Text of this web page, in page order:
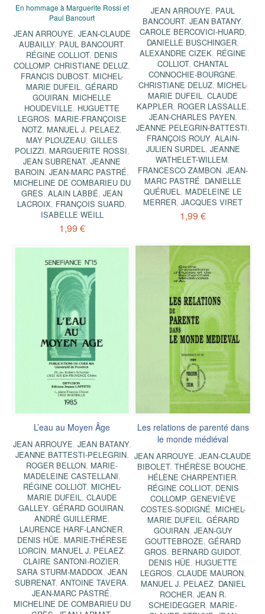
En hommage à Marguerite Rossi et
Paul Bancourt
JEAN ARROUYE, JEAN-CLAUDE
AUBAILLY, PAUL BANCOURT,
RÉGINE COLLIOT, DENIS
COLLOMP,CHRISTIANE DELUZ,
FRANCIS DUBOST, MICHEL-
MARIE DUFEIL,GÉRARD
GOUIRAN, MICHELLE
HOUDEVILLE, HUGUETTE
LEGROS, MARIE-FRANÇOISE
NOTZ, MANUEL J. PELAEZ,
MAY PLOUZEAU,GILLES
POLIZZI, MARGUERITE ROSSI,
JEAN SUBRENAT,JEANNE
ΒAROIN,JEAN-MARC PASTRÉ,
MICHELINE DE COMBARIEU DU
GRÈS,ALAIN LABBÉ,JEAN
LACROIX, FRANÇOIS SUARD,
ISABELLE WEILL
1,99 €
JEAN ARROUYE, PAUL
BANCOURT,JEAN BATANY,
CAROLE BERCOVICI-HUARD,
DANIELLE BUSCHINGER,
ALEXANDRE CIZEK, RÉGINE
COLLIOT,CHANTAL
CONNOCHIE-BOURGNE,
CHRISTIANE DELUZ, MICHEL-
MARIE DUFEIL,CLAUDE
KAPPLER, ROGER LASSALLE,
JEAN-CHARLES PAYEN,
JEANNE PELEGRIN-BATTESTI,
FRANÇOIS ROUY, ALAIN-
JULIEN SURDEL, JEANNE
WATHELET-WILLEM,
FRANCESCO ZAMBON,JEAN-
MARC PASTRÉ, DANIELLE
QUÉRUEL, MADELEINE LE
MERRER,JACQUES VIRET
1,99 €
L’eau au Moyen Âge
JEAN ARROUYE, JEAN BATANY,
JEANNE BATTESTI-PELEGRIN,
ROGER BELLON, MARIE-
MADELEINE CASTELLANI,
RÉGINE COLLIOT, MICHEL-
MARIE DUFEIL, CLAUDE
GALLEY,GÉRARD GOUIRAN,
ANDRÉ GUILLERME,
LAURENCE HARF-LANCNER,
DENIS HÜE, MARIE-THÉRÈSE
LORCIN, MANUEL J. PELAEZ,
CLAIRE SANTONI-ROZIER,
SARA STURM-MADDOX,JEAN
SUBRENAT,ANTOINE TAVERA,
JEAN-MARC PASTRÉ,
MICHELINE DE COMBARIEU DU
Les relations de parenté dans
le monde médiéval
JEAN ARROUYE,JEAN-CLAUDE
BIBOLET,THÉRÈSE BOUCHE,
HÉLÈNE CHARPENTIER,
RÉGINE COLLIOT, DENIS
COLLOMP, GENEVIÈVE
COSTES-SODIGNÉ, MICHEL-
MARIE DUFEIL, GÉRARD
GOUIRAN, JEAN-GUY
GOUTTEBROZE,GÉRARD
GROS, BERNARD GUIDOT,
DENIS HÜE, HUGUETTE
LEGROS, CLAUDE MAURON,
MANUEL J. PELAEZ, DANIEL
ROCHER, JEAN R.
SCHEIDEGGER, MARIE-